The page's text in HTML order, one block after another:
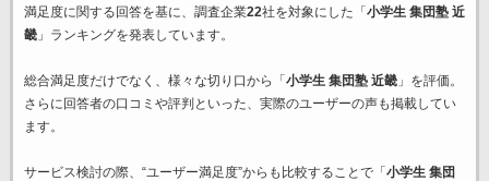
満足度に関する回答を基に、調査企業22社を対象にした「 小学生 集団塾 近
畿」ランキングを発表しています。
総合満足度だけでなく、様々な切り口から「 小学生 集団塾 近畿」を評価。
さらに回答者の口コミや評判といった、実際のユーザーの声も掲載してい
ます。
サービス検討の際、“ユーザー満足度”からも比較することで「 小学生 集団